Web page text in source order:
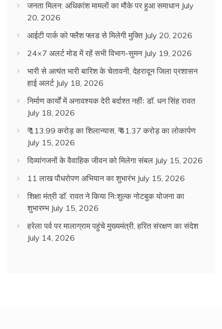
जनता मिलन: अधिकांश मामलों का मौके पर हुआ समाधान July
20, 2026
आईटी पार्क को फ्लैश फ्लड से मिलेगी मुक्ति July 20, 2026
24×7 अलर्ट मोड में रहें सभी विभाग-सुमन July 19, 2026
भारी से अत्यंत भारी बारिश के चेतावनी, देहरादून जिला प्रशासन
हाई अलर्ट July 18, 2026
निर्माण कार्यों में अनावश्यक देरी बर्दाश्त नहींः डाॅ. धन सिंह रावत
July 18, 2026
₹ 113.99 करोड़ का शिलान्यास, ₹ 41.37 करोड़ का लोकार्पण
July 15, 2026
दिव्यांगजनों के वैवाहिक जीवन को मिलेगा संबल July 15, 2026
11 लाख पौधरोपण अभियान का शुभारंभ July 15, 2026
शिक्षा मंत्री डाॅ. रावत ने किया निःशुल्क नोटबुक योजना का
शुभारम्भ July 15, 2026
हरेला पर्व पर मालाग्राम पहुंचे मुख्यमंत्री, हरित संरक्षण का संदेश
July 14, 2026